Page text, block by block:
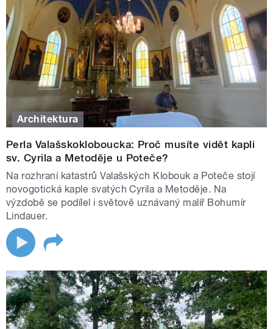
Architektura
Perla Valašskokloboucka: Proč musíte vidět kapli
sv. Cyrila a Metoděje u Poteče?
Na rozhraní katastrů Valašských Klobouk a Poteče stojí
novogotická kaple svatých Cyrila a Metoděje. Na
výzdobě se podílel i světově uznávaný malíř Bohumír
Lindauer.